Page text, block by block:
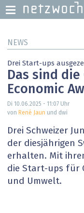
zumNEWS
Drei Start-ups
Das sind
Economic
Di 10.06.2025 - 11:07 Uhr
von René Jaun und dwi
Drei Schweizer
der diesjährigen
erhalten. Mit
die Start-ups für
und Umwelt.